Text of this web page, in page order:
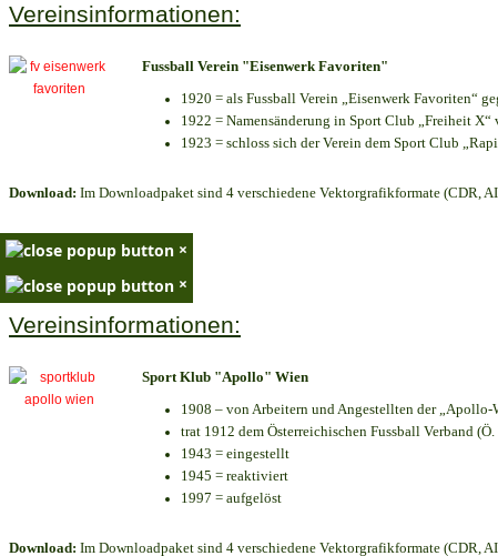
Vereinsinformationen:
Fussball Verein "Eisenwerk Favoriten"
1920 = als Fussball Verein „Eisenwerk Favoriten“
1922 = Namensänderung in Sport Club „Freiheit
1923 = schloss sich der Verein dem Sport Club
Download: Im Downloadpaket sind 4 verschiedene Vektorgrafikformate (CDR,
×
×
Vereinsinformationen:
Sport Klub "Apollo" Wien
1908 – von Arbeitern und Angestellten der
trat 1912 dem Österreichischen Fussball Verband (Ö.
1943 = eingestellt
1945 = reaktiviert
1997 = aufgelöst
Download: Im Downloadpaket sind 4 verschiedene Vektorgrafikformate (CDR,